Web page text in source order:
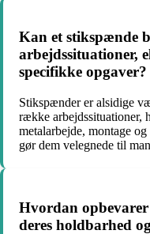
Kan et stikspænde
arbejdssituationer,
specifikke opgaver?
Stikspænder er alsidige
række arbejdssituationer,
metalarbejde, montage
gør dem velegnede til
Hvordan
deres holdbarhed